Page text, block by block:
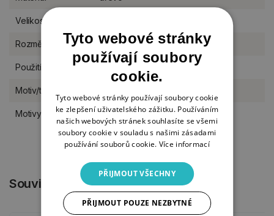
Velikost
Rozměr 11 x 14 cm
Použití na postavení do stojánku
Motiv/téma
Motivy výřezů Mořský svět
Související produkty
Tyto webové stránky
používají soubory
cookie.
Tyto webové stránky používají soubory cookie
ke zlepšení uživatelského zážitku. Používáním
našich webových stránek souhlasíte se všemi
soubory cookie v souladu s našimi zásadami
používání souborů cookie. Více informací
PŘIJMOUT VŠECHNY
PŘIJMOUT POUZE NEZBYTNÉ